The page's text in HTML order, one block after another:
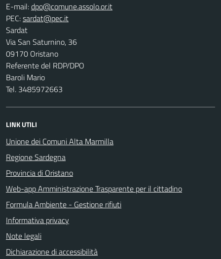
E-mail:
PEC:
Sardat
Via San Saturnino, 36
09170 Oristano
Referente del RDP/DPO
Baroli Mario
Tel. 3485972663
LINK UTILI
Unione dei Comuni Alta Marmilla
Regione Sardegna
Provincia di Oristano
Web-app Amministrazione Trasparente per il cittadino
Formula Ambiente - Gestione rifiuti
Informativa privacy
Note legali
Dichiarazione di accessibilità